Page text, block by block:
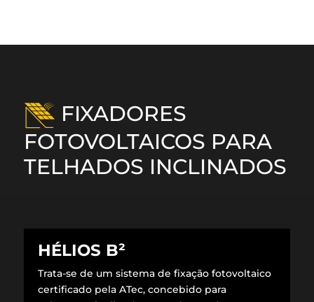
FIXADORES
FOTOVOLTAICOS PARA
TELHADOS INCLINADOS
HÉLIOS B²
Trata-se de um sistema de fixação fotovoltaico
certificado pela ATec, concebido para